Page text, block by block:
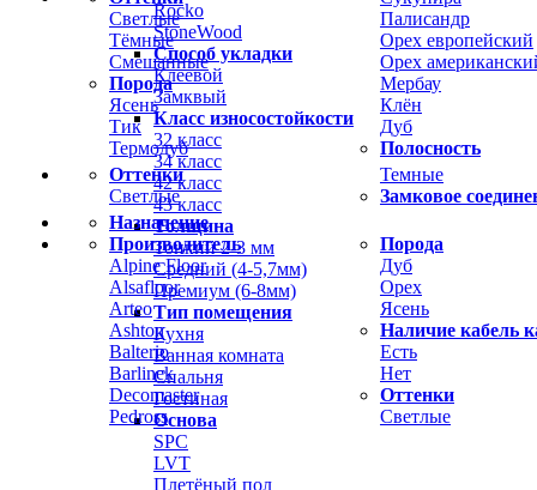
Светлые
Тёмные
Смешанные
Порода
Ясень
Тик
Термодуб
Палисандр
Орех европейский
Орех
Мербау
Клён
Дуб
Полосность
Оттенки
Светлые
Темные
Замковое
Назначение
Производитель
Alpine Floor
Alsafloor
Arteo
Ashton
Balterio
Barlinek
Decomaster
Pedross
Порода
Дуб
Орех
Ясень
Наличие кабель
Есть
Нет
Оттенки
Светлые
Rocko
StoneWood
Способ укладки
Клеевой
Замквый
Класс износостойкости
32 класс
34 класс
42 класс
43 класс
Толщина
Тонкий 2-3 мм
Средний (4-5,7мм)
Премиум (6-8мм)
Тип помещения
Кухня
Ванная комната
Спальня
Гостиная
Основа
SPC
LVT
Плетёный пол